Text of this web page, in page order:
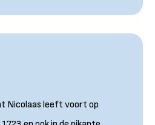
Nicolaas leeft voort op